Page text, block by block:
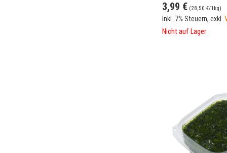
3,99 € (28,50 €/1kg)
Inkl. 7% Steuern,exkl.
Nicht auf Lager